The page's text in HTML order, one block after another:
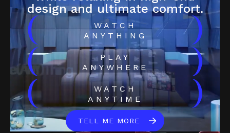
design and ultimate comfort.
(
WATCH
ANYTHING
)
(
PLAY
ANYWHERE
)
(
WATCH
ANYTIME
)
TELL ME MORE